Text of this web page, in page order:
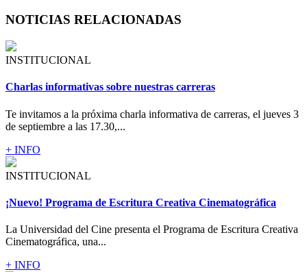
NOTICIAS RELACIONADAS
INSTITUCIONAL
Charlas informativas sobre nuestras carreras
Te invitamos a la próxima charla informativa de carreras, el jueves 3
de septiembre a las 17.30,...
+ INFO
INSTITUCIONAL
¡Nuevo! Programa de Escritura Creativa Cinematográfica
La Universidad del Cine presenta el Programa de Escritura Creativa
Cinematográfica, una...
+ INFO